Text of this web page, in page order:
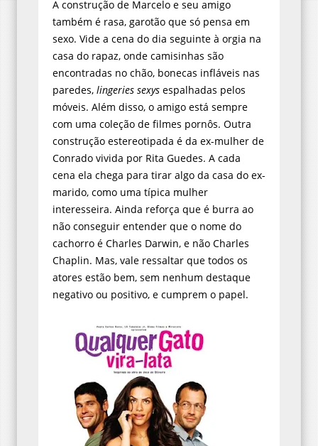
A construção de Marcelo e seu amigo
também é rasa, garotão que só pensa em
sexo. Vide a cena do dia seguinte à orgia na
casa do rapaz, onde camisinhas são
encontradas no chão, bonecas infláveis nas
paredes, lingeries sexys espalhadas pelos
móveis. Além disso, o amigo está sempre
com uma coleção de filmes pornôs. Outra
construção estereotipada é da ex-mulher de
Conrado vivida por Rita Guedes. A cada
cena ela chega para tirar algo da casa do ex-
marido, como uma típica mulher
interesseira. Ainda reforça que é burra ao
não conseguir entender que o nome do
cachorro é Charles Darwin, e não Charles
Chaplin. Mas, vale ressaltar que todos os
atores estão bem, sem nenhum destaque
negativo ou positivo, e cumprem o papel.